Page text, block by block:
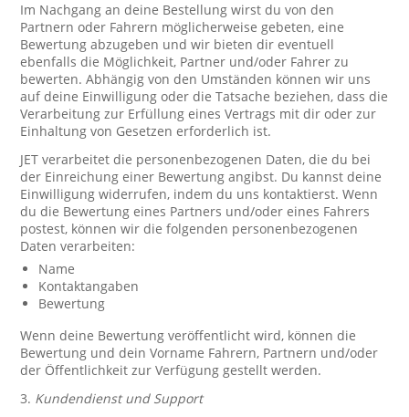
Im Nachgang an deine Bestellung wirst du von den
Partnern oder Fahrern möglicherweise gebeten, eine
Bewertung abzugeben und wir bieten dir eventuell
ebenfalls die Möglichkeit, Partner und/oder Fahrer zu
bewerten. Abhängig von den Umständen können wir uns
auf deine Einwilligung oder die Tatsache beziehen, dass die
Verarbeitung zur Erfüllung eines Vertrags mit dir oder zur
Einhaltung von Gesetzen erforderlich ist.
JET verarbeitet die personenbezogenen Daten, die du bei
der Einreichung einer Bewertung angibst. Du kannst deine
Einwilligung widerrufen, indem du uns kontaktierst. Wenn
du die Bewertung eines Partners und/oder eines Fahrers
postest, können wir die folgenden personenbezogenen
Daten verarbeiten:
Name
Kontaktangaben
Bewertung
Wenn deine Bewertung veröffentlicht wird, können die
Bewertung und dein Vorname Fahrern, Partnern und/oder
der Öffentlichkeit zur Verfügung gestellt werden.
3. Kundendienst und Support